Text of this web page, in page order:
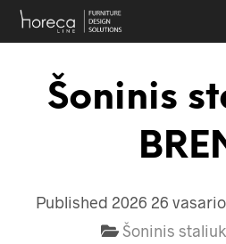
Šoninis
Published 2026 26 vasario
Šoninis